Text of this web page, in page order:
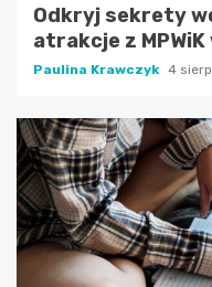
Odkryj sekrety
atrakcje z
Paulina Krawczyk 4